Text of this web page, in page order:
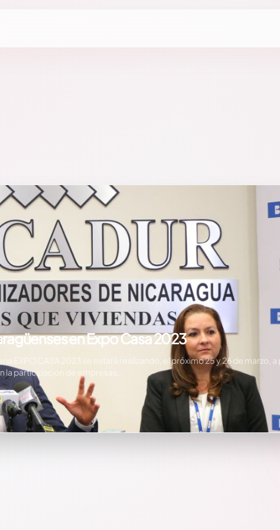
en Expo Casa 2023
EXPO CASA 2023 se estará realizando, el próximo 25 y 26 de marzo, a
la participación de empresas…